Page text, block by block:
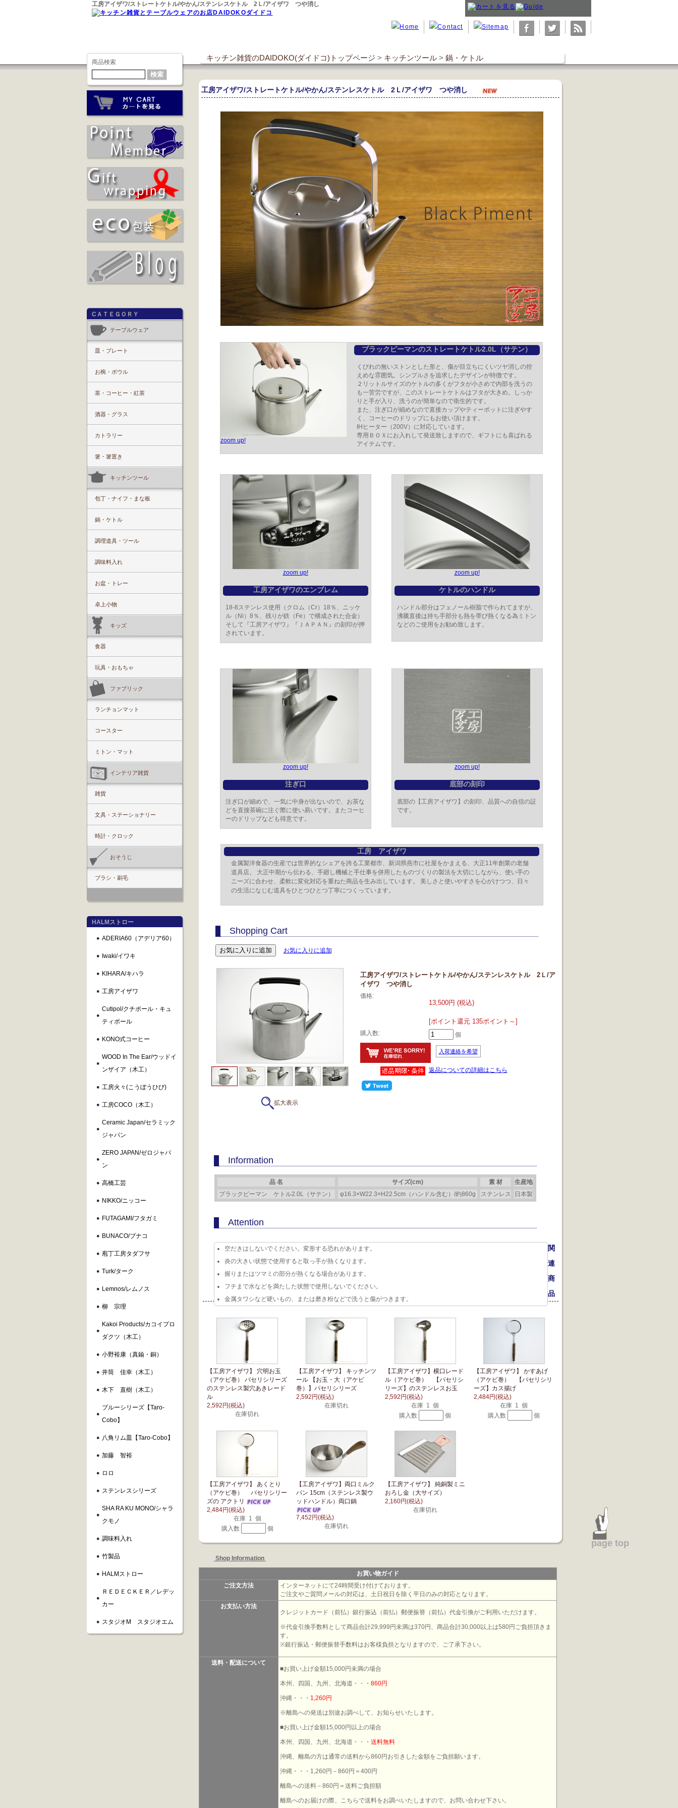
工房アイザワ/ストレートケトル/やかん/ステンレスケトル 2Ｌ/アイザワ つや消し
商品検索
CＡＴＥＧＯＲＹ
テーブルウェア
皿・プレート
お椀・ボウル
茶・コーヒー・紅茶
酒器・グラス
カトラリー
箸・箸置き
キッチンツール
包丁・ナイフ・まな板
鍋・ケトル
調理道具・ツール
調味料入れ
お盆・トレー
卓上小物
キッズ
食器
玩具・おもちゃ
ファブリック
ランチョンマット
コースター
ミトン・マット
インテリア雑貨
雑貨
文具・ステーショナリー
時計・クロック
おそうじ
ブラシ・刷毛
HALMストロー
ADERIA60（アデリア60）
Iwaki/イワキ
KIHARA/キハラ
工房アイザワ
Cutipol/クチポール・キュ
ティポール
KONO式コーヒー
WOOD In The Ear/ウッドイ
ンザイア（木工）
工房火々(こうぼうひび)
工房COCO（木工）
Ceramic Japan/セラミック
ジャパン
ZERO JAPAN/ゼロジャパ
ン
高橋工芸
NIKKO/ニッコー
FUTAGAMI/フタガミ
BUNACO/ブナコ
庖丁工房タダフサ
Turk/ターク
Lemnos/レムノス
柳 宗理
Kakoi Products/カコイプロ
ダクツ（木工）
小野裕康（真鍮・銅）
井筒 佳幸（木工）
木下 直樹（木工）
ブルーシリーズ【taro-
Cobo】
八角リム皿【taro-Cobo】
加藤 智裕
ロロ
ステンレスシリーズ
SHA RA KU MONO/シャラ
クモノ
調味料入れ
竹製品
HALMストロー
ＲＥＤＥＣＫＥＲ／レデッ
カー
スタジオM スタジオエム
キッチン雑貨のDAIDOKO(ダイドコ)トップページ > キッチンツール > 鍋・ケトル
工房アイザワ/ストレートケトル/やかん/ステンレスケトル 2Ｌ/アイザワ つや消し
zoom up!
ブラックピーマンのストレートケトル2.0L（サテン）
くびれの無いストンとした形と、傷が目立ちにくいツヤ消しの控
えめな雰囲気。シンプルさを追求したデザインが特徴です。
２リットルサイズのケトルの多くがフタが小さめで内部を洗うの
も一苦労ですが、このストレートケトルはフタが大きめ。しっか
りと手が入り、洗うのが簡単なので衛生的です。
また、注ぎ口が細めなので直接カップやティーポットに注ぎやす
く、コーヒーのドリップにもお使い頂けます。
IHヒーター（200V）に対応しています。
専用ＢＯＸにお入れして発送致しますので、ギフトにも喜ばれる
アイテムです。
zoom up!
工房アイザワのエンブレム
18-8ステンレス使用（クロム（Cr）18％、ニッケ
ル（Ni）8％、残りが鉄（Fe）で構成された合金）
そして『工房アイザワ』『ＪＡＰＡＮ』の刻印が押
されています。
zoom up!
ケトルのハンドル
ハンドル部分はフェノール樹脂で作られてますが、
沸騰直後は持ち手部分も熱を帯び熱くなる為ミトン
などのご使用をお勧め致します。
zoom up!
注ぎ口
注ぎ口が細めで、一気に中身が出ないので、お茶な
どを直接茶碗に注ぐ際に使い易いです。またコーヒ
ーのドリップなども得意です。
zoom up!
底部の刻印
底部の【工房アイザワ】の刻印、品質への自信の証
です。
工房 アイザワ
金属製洋食器の生産では世界的なシェアを誇る工業都市、新潟県燕市に社屋をかまえる、大正11年創業の老舗
道具店。 大正中期から伝わる、手廻し機械と手仕事を併用したものづくりの製法を大切にしながら、使い手の
ニーズに合わせ、柔軟に変化対応を重ねた商品を生み出しています。 美しさと使いやすさを心がけつつ、日々
の生活になじむ道具をひとつひとつ丁寧につくっています。
Shopping Cart
お気に入りに追加
拡大表示
工房アイザワ/ストレートケトル/やかん/ステンレスケトル 2Ｌ/ア
イザワ つや消し
価格:
13,500円 (税込)
[ポイント還元 135ポイント～]
購入数: 個
入荷連絡を希望
返品についての詳細はこちら
Information
品 名 サイズ(cm) 素 材
生産地
ブラックピーマン ケトル2.0L（サテン）
φ16.3×W22.3×H22.5cm（ハンドル含む）/約860g ステンレス 日本製
Attention
空だきはしないでください。変形する恐れがあります。
炎の大きい状態で使用すると取っ手が熱くなります。
握りまたはツマミの部分が熱くなる場合があります。
フチまで水などを満たした状態で使用しないでください。
金属タワシなど硬いもの、または磨き粉などで洗うと傷がつきます。
関
連
商
品
【工房アイザワ】 穴明お玉
（アケビ巻） パセリシリーズ
のステンレス製穴あきレード
ル
2,592円(税込)
在庫切れ
【工房アイザワ】 キッチンツ
ール 【お玉・大（アケビ
巻）】パセリシリーズ
2,592円(税込)
在庫切れ
【工房アイザワ】横口レード
ル（アケビ巻） 【パセリシ
リーズ】のステンレスお玉
2,592円(税込)
在庫 1 個
購入数
個
【工房アイザワ】 かすあげ
（アケビ巻） 【パセリシリ
ーズ】カス揚げ
2,484円(税込)
在庫 1 個
購入数
個
【工房アイザワ】 あくとり
（アケビ巻） パセリシリー
ズの アクトリ
2,484円(税込)
在庫 1 個
購入数
個
【工房アイザワ】両口ミルク
パン 15cm（ステンレス製ウ
ッドハンドル）両口鍋
7,452円(税込)
在庫切れ
【工房アイザワ】 純銅製ミニ
おろし金（大サイズ）
2,160円(税込)
在庫切れ
page top
Shop Information
お買い物ガイド
ご注文方法
インターネットにて24時間受け付けております。
ご注文やご質問メールの対応は、土日祝日を除く平日のみの対応となります。
お支払い方法
クレジットカード（前払）銀行振込（前払）郵便振替（前払）代金引換がご利用いただけます。
※代金引換手数料として商品合計29,999円未満は370円、商品合計30,000以上は580円ご負担頂きま
す。
※銀行振込・郵便振替手数料はお客様負担となりますので、ご了承下さい。
送料・配送について
■お買い上げ金額15,000円未満の場合
本州、四国、九州、北海道・・・ 860円
沖縄・・・ 1,260円
※離島への発送は別途お調べして、お知らせいたします。
■お買い上げ金額15,000円以上の場合
本州、四国、九州、北海道・・・ 送料無料
沖縄、離島の方は通常の送料から860円お引きした金額をご負担願います。
沖縄・・・1,260円－860円＝400円
離島への送料－860円＝送料ご負担額
離島へのお届けの際、こちらで送料をお調べいたしますので、お問い合わせ下さい。